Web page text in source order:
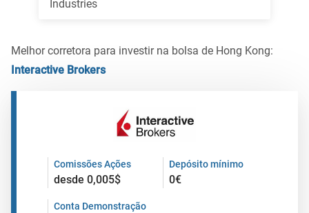
Industries
Melhor corretora para investir na bolsa de Hong Kong:
Interactive Brokers
Comissões Ações
desde 0,005$
Depósito mínimo
0€
Conta Demonstração